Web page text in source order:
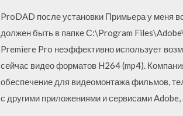
ProDAD после установки Примьера у меня
должен быть в папке С:\Program
Premiere Pro неэффективно использует
сейчас видео форматов H264 (mp4).
обеспечение для видеомонтажа фильмов,
с другими приложениями и сервисами